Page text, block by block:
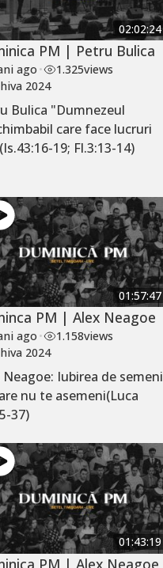
02:02:24
PM | Petru Bulica
ago • 1.325views
2024
Bulica "Dumnezeul
care face lucruri
19; Fl.3:13-14)
01:57:47
PM | Alex Neagoe
ago • 1.158views
2024
Neagoe: Iubirea de semeni
nu te asemeni(Luca
37)
01:43:19
PM | Alex Neagoe